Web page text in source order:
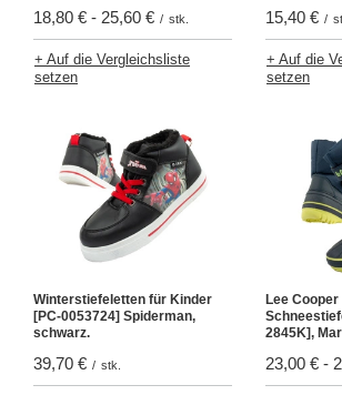
18,80 € - 25,60 € / stk.
+ Auf die Vergleichsliste
setzen
15,40 € /
+ Auf die
setzen
Winterstiefeletten für Kinder
[PC-0053724] Spiderman,
schwarz.
39,70 € / stk.
Lee
2845K],
23,00 € -